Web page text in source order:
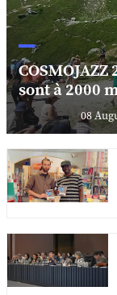
sont à 2000
08